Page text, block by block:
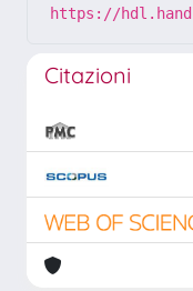
https://
Citazioni